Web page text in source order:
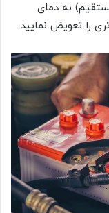
به دمای
را تعویض نمایید.